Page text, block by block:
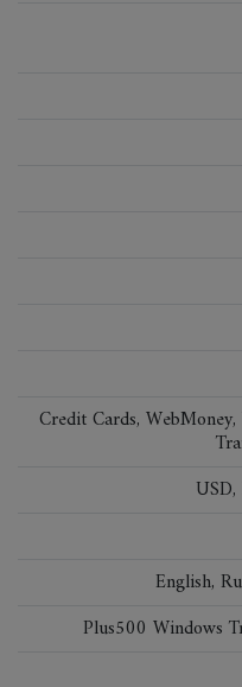
Credit Cards,
English,
Plus500 Windows